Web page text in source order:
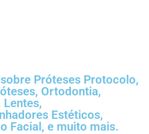
Próteses Protocolo,
Ortodontia,
Lentes,
Estéticos,
Facial, e muito mais.